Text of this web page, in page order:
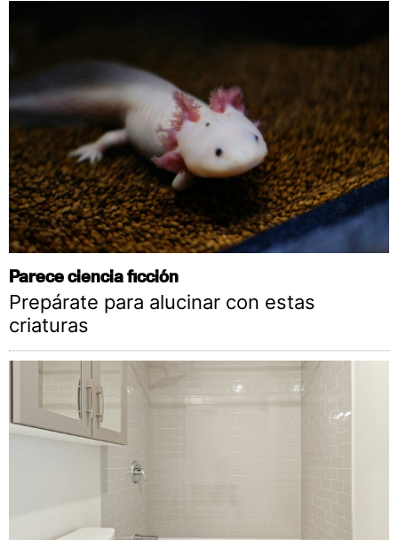
Parece ciencia ficción
Prepárate para alucinar con estas
criaturas